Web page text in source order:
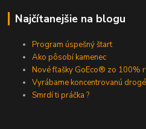
Najčítanejšie na blogu
Program úspešný štart
Ako pôsobí kamenec
Nové fľašky GoEco® zo 100%
Vyrábame koncentrovanú
Smrdí ti práčka ?